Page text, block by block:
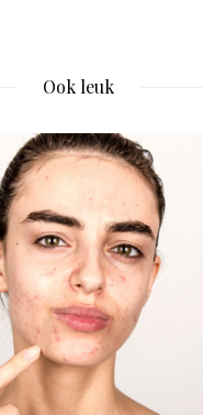
Ook leuk